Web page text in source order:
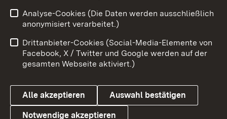
Benutzungshinweise
Barrierefreiheit
Datenschutz
Cookies
Analyse-Cookies (Die Daten werden ausschließlich
anonymisiert verarbeitet.)
Drittanbieter-Cookies (Social-Media-Elemente von
Facebook, X / Twitter und Google werden auf der
gesamten Webseite aktiviert.)
Alle akzeptieren Auswahl bestätigen
Notwendige akzeptieren